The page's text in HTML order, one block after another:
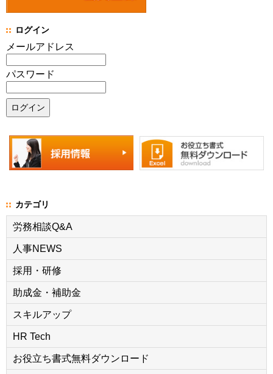
ログイン
メールアドレス
パスワード
カテゴリ
労務相談Q&A
人事NEWS
採用・研修
助成金・補助金
スキルアップ
HR Tech
お役立ち書式無料ダウンロード